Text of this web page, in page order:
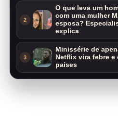
2
O que leva um
com uma mulher
esposa?
explica
3
Minissérie de
Netflix vira febre e
países